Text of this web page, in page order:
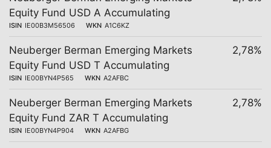
Equity Fund USD A Accumulating
ISIN IE00B3M56506 WKN A1C6KZ
Neuberger Berman Emerging Markets
Equity Fund USD T Accumulating
ISIN IE00BYN4P565 WKN A2AFBC
2,78%
Neuberger Berman Emerging Markets
Equity Fund ZAR T Accumulating
ISIN IE00BYN4P904 WKN A2AFBG
2,78%